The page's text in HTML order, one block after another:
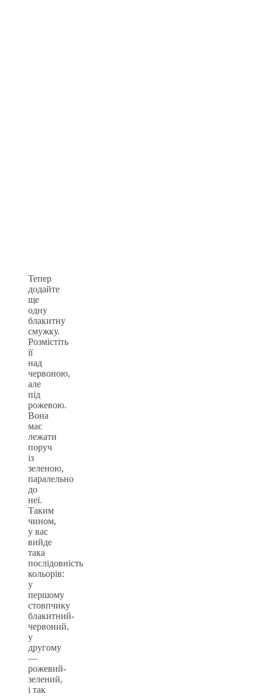
Тепер
додайте
ще
одну
блакитну
смужку.
Розмістіть
її
над
червоною,
але
під
рожевою.
Вона
має
лежати
поруч
із
зеленою,
паралельно
до
неї.
Таким
чином,
у вас
вийде
така
послідовність
кольорів:
у
першому
стовпчику
блакитний-
червоний,
у
другому
—
рожевий-
зелений,
і так